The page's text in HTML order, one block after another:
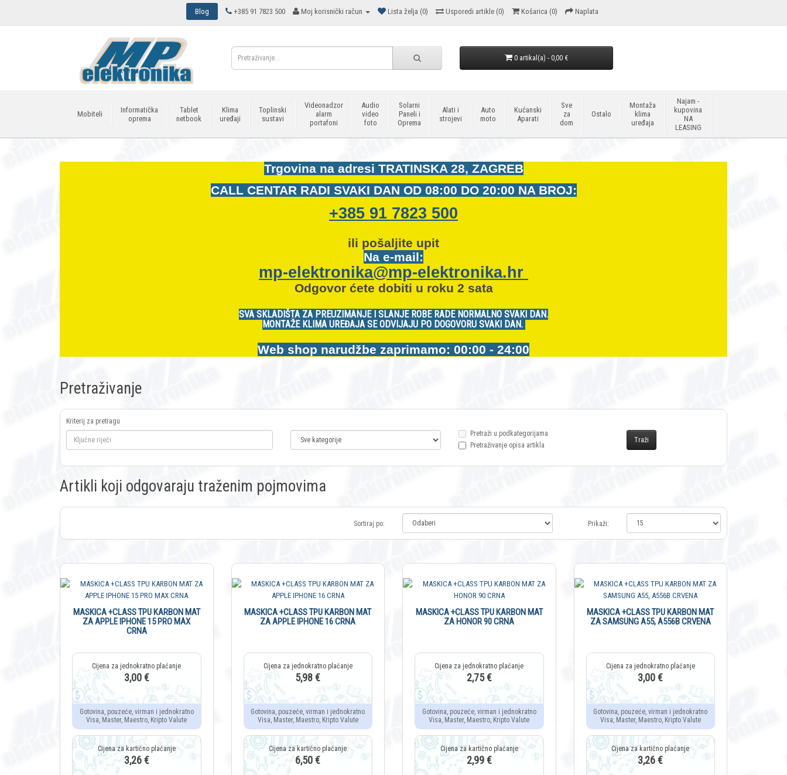
Blog +385 91 7823 500 Moj korisnički račun Lista želja (0) Usporedi artikle (0) Košarica (0) Naplata
0 artikal(a) - 0,00 €
Mobiteli
Informatička
oprema
Tablet
netbook
Klima
uređaji
Toplinski
sustavi
Videonadzor
alarm
portafoni
Audio
video
foto
Solarni
Paneli i
Oprema
Alati i
strojevi
Auto
moto
Kućanski
Aparati
Sve
za
dom
Ostalo
Montaža
klima
uređaja
Najam -
kupovina
NA
LEASING
Trgovina na adresi TRATINSKA 28, ZAGREB
CALL CENTAR RADI SVAKI DAN OD 08:00 DO 20:00 NA BROJ:
+385 91 7823 500
ili pošaljite upit
Na e-mail:
mp-elektronika@mp-elektronika.hr
Odgovor ćete dobiti u roku 2 sata
SVA SKLADIŠTA ZA PREUZIMANJE I SLANJE ROBE RADE NORMALNO SVAKI DAN.
MONTAŽE KLIMA UREĐAJA SE ODVIJAJU PO DOGOVORU SVAKI DAN.
Web shop narudžbe zaprimamo: 00:00 - 24:00
Pretraživanje
Kriterij za pretragu
Pretraži u podkategorijama
Pretraživanje opisa artikla
Artikli koji odgovaraju traženim pojmovima
Sortiraj po: Prikaži:
MASKICA +CLASS TPU KARBON MAT
ZA APPLE IPHONE 15 PRO MAX
CRNA
3,00 €
Gotovina, pouzeće, virman i jednokratno
Visa, Master, Maestro, Kripto Valute
3,26 €
MASKICA +CLASS TPU KARBON MAT
ZA APPLE IPHONE 16 CRNA
5,98 €
Gotovina, pouzeće, virman i jednokratno
Visa, Master, Maestro, Kripto Valute
6,50 €
MASKICA +CLASS TPU KARBON MAT
ZA HONOR 90 CRNA
2,75 €
Gotovina, pouzeće, virman i jednokratno
Visa, Master, Maestro, Kripto Valute
2,99 €
MASKICA +CLASS TPU KARBON MAT
ZA SAMSUNG A55, A556B CRVENA
3,00 €
Gotovina, pouzeće, virman i jednokratno
Visa, Master, Maestro, Kripto Valute
3,26 €